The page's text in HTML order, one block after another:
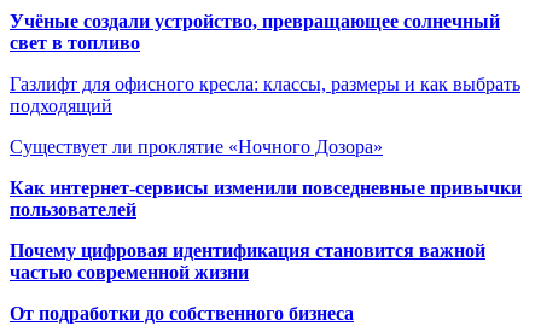
Учёные создали устройство, превращающее солнечный
свет в топливо
Газлифт для офисного кресла: классы, размеры и как выбрать
подходящий
Существует ли проклятие «Ночного Дозора»
Как интернет-сервисы изменили повседневные привычки
пользователей
Почему цифровая идентификация становится важной
частью современной жизни
От подработки до собственного бизнеса